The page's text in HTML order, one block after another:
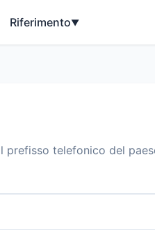
Riferimento▼
telefonico del